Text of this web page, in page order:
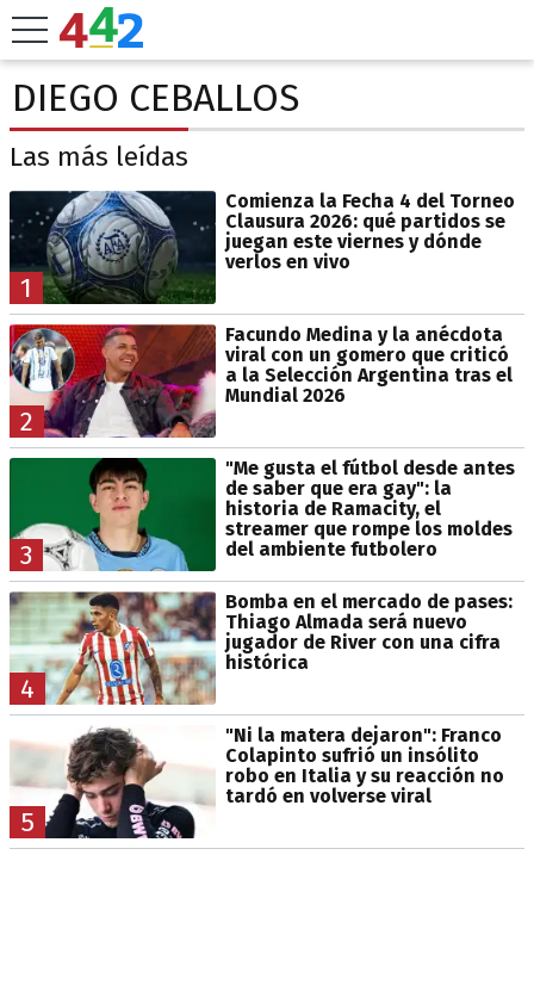
DIEGO CEBALLOS
Las más leídas
1
Comienza la Fecha 4 del Torneo
Clausura 2026: qué partidos se
juegan este viernes y dónde
verlos en vivo
2
Facundo Medina y la anécdota
viral con un gomero que criticó
a la Selección Argentina tras el
Mundial 2026
3
"Me gusta el fútbol desde antes
de saber que era gay": la
historia de Ramacity, el
streamer que rompe los moldes
del ambiente futbolero
4
Bomba en el mercado de pases:
Thiago Almada será nuevo
jugador de River con una cifra
histórica
5
"Ni la matera dejaron": Franco
Colapinto sufrió un insólito
robo en Italia y su reacción no
tardó en volverse viral